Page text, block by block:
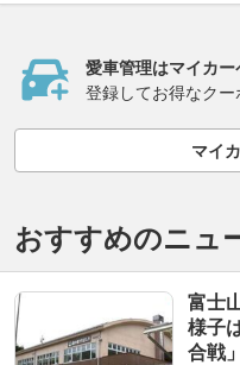
愛車管理はマイカー
登録してお得なクー
マイ
おすすめのニュ
富士
様子
合戦